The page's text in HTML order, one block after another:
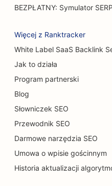
SEO dla myjni
SEO dla sklepów z
SEO dla kawiarni dla
SEO dla chiropraktyków
BEZPŁATNY: Symulator SERP
Więcej z Ranktracker
White Label SaaS Backlink
Jak to działa
Program partnerski
Blog
Słowniczek SEO
Przewodnik SEO
Darmowe narzędzia SEO
Umowa o wpisie gościnnym
Historia aktualizacji